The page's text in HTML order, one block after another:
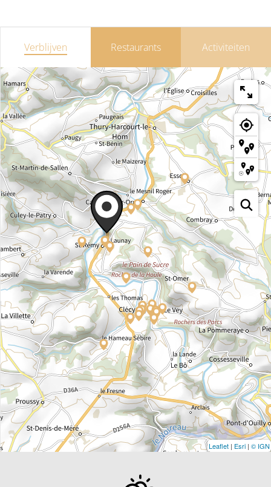
Verblijven Restaurants Activiteiten
Leaflet | Esri | © IGN